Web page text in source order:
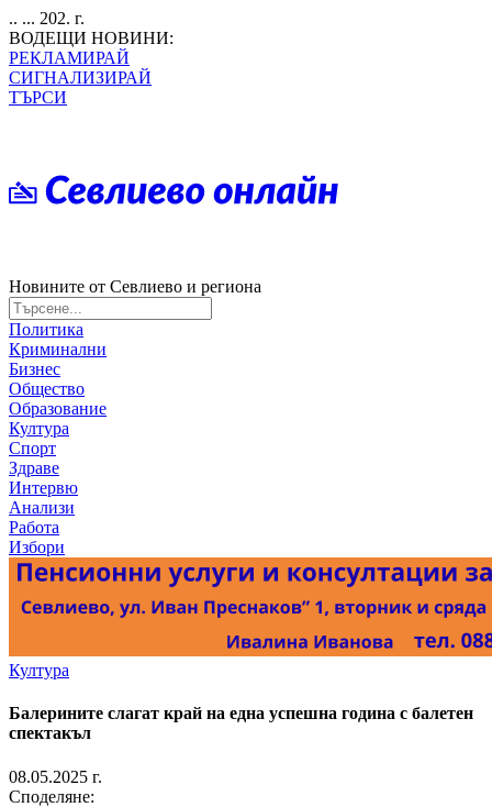
.. ... 202. г.
ВОДЕЩИ НОВИНИ:
РЕКЛАМИРАЙ
СИГНАЛИЗИРАЙ
ТЪРСИ
Новините от Севлиево и региона
Политика
Криминални
Бизнес
Общество
Образование
Култура
Спорт
Здраве
Интервю
Анализи
Работа
Избори
Култура
Балерините слагат край на една успешна година с балетен
спектакъл
08.05.2025 г.
Споделяне: